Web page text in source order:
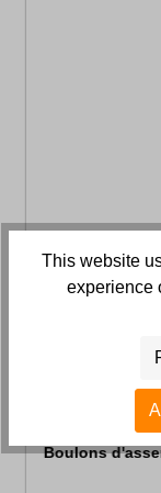
Boulons
This website
experience